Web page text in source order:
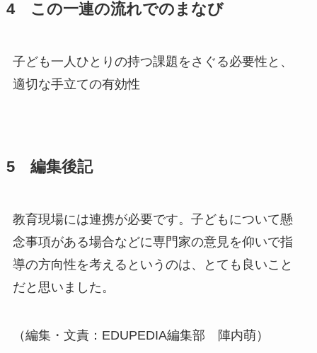
4 この一連の流れでのまなび
子ども一人ひとりの持つ課題をさぐる必要性と、
適切な手立ての有効性
5 編集後記
教育現場には連携が必要です。子どもについて懸
念事項がある場合などに専門家の意見を仰いで指
導の方向性を考えるというのは、とても良いこと
だと思いました。
（編集・文責：EDUPEDIA編集部 陣内萌）